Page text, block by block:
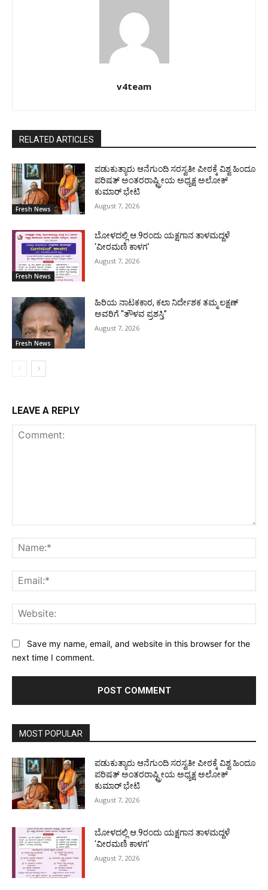
v4team
RELATED ARTICLES
Fresh News
ಪಡುಕುತ್ಯಾರು ಆನೆಗುಂದಿ ಸರಸ್ವತೀ ಪೀಠಕ್ಕೆ ವಿಶ್ವ ಹಿಂದೂ
ಪರಿಷತ್ ಅಂತರರಾಷ್ಟ್ರೀಯ ಅಧ್ಯಕ್ಷ ಅಲೋಕ್
ಕುಮಾರ್ ಭೇಟಿ
August 7, 2026
Fresh News
ಬೋಳದಲ್ಲಿ ಆ.9ರಂದು ಯಕ್ಷಗಾನ ತಾಳಮದ್ದಳೆ
‘ವೀರಮಣಿ ಕಾಳಗ’
August 7, 2026
Fresh News
ಹಿರಿಯ ನಾಟಕಕಾರ, ಕಲಾ ನಿರ್ದೇಶಕ ತಮ್ಮ ಲಕ್ಷಣ್
ಅವರಿಗೆ “ತೌಳವ ಪ್ರಶಸ್ತಿ”
August 7, 2026
LEAVE A REPLY
Save my name, email, and website in this browser for the
next time I comment.
MOST POPULAR
ಪಡುಕುತ್ಯಾರು ಆನೆಗುಂದಿ ಸರಸ್ವತೀ ಪೀಠಕ್ಕೆ ವಿಶ್ವ ಹಿಂದೂ
ಪರಿಷತ್ ಅಂತರರಾಷ್ಟ್ರೀಯ ಅಧ್ಯಕ್ಷ ಅಲೋಕ್
ಕುಮಾರ್ ಭೇಟಿ
August 7, 2026
ಬೋಳದಲ್ಲಿ ಆ.9ರಂದು ಯಕ್ಷಗಾನ ತಾಳಮದ್ದಳೆ
‘ವೀರಮಣಿ ಕಾಳಗ’
August 7, 2026